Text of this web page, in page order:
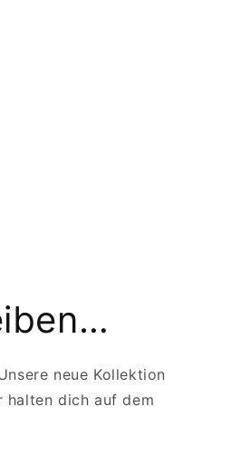
neue Kollektion
halten dich auf dem